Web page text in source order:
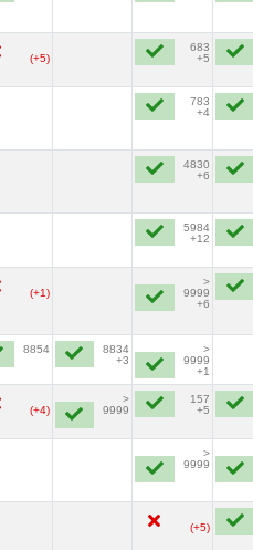
(+5)
683
+5
783
+4
4830
+6
5984
+12
(+1)
>
9999
+6
8854
8834
+3
>
9999
+1
(+4)
>
9999
157
+5
>
9999
(+5)